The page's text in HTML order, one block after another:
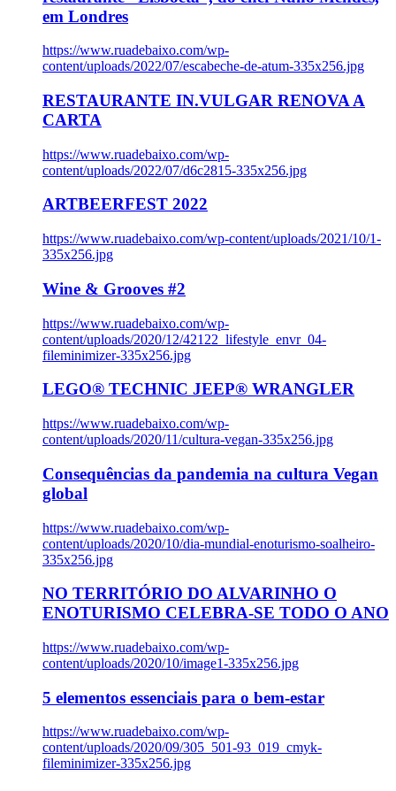
em Londres
https://www.ruadebaixo.com/wp-
content/uploads/2022/07/escabeche-de-atum-335x256.jpg
RESTAURANTE IN.VULGAR RENOVA A
CARTA
https://www.ruadebaixo.com/wp-
content/uploads/2022/07/d6c2815-335x256.jpg
ARTBEERFEST 2022
https://www.ruadebaixo.com/wp-content/uploads/2021/10/1-
335x256.jpg
Wine & Grooves #2
https://www.ruadebaixo.com/wp-
content/uploads/2020/12/42122_lifestyle_envr_04-
fileminimizer-335x256.jpg
LEGO® TECHNIC JEEP® WRANGLER
https://www.ruadebaixo.com/wp-
content/uploads/2020/11/cultura-vegan-335x256.jpg
Consequências da pandemia na cultura Vegan
global
https://www.ruadebaixo.com/wp-
content/uploads/2020/10/dia-mundial-enoturismo-soalheiro-
335x256.jpg
NO TERRITÓRIO DO ALVARINHO O
ENOTURISMO CELEBRA-SE TODO O ANO
https://www.ruadebaixo.com/wp-
content/uploads/2020/10/image1-335x256.jpg
5 elementos essenciais para o bem-estar
https://www.ruadebaixo.com/wp-
content/uploads/2020/09/305_501-93_019_cmyk-
fileminimizer-335x256.jpg